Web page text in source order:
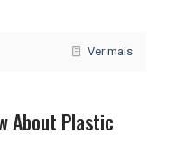
Ver mais
About Plastic